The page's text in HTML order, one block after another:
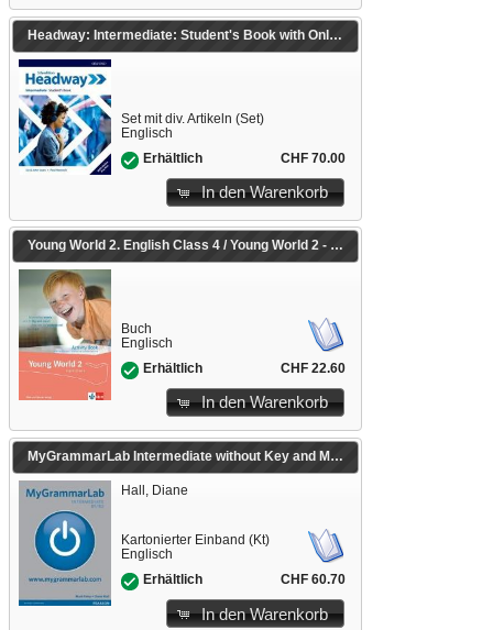
Headway: Intermediate: Student's Book with Online Practice
Set mit div. Artikeln (Set)
Englisch
Erhältlich
CHF 70.00
In den Warenkorb
Young World 2. English Class 4 / Young World 2 - Ausgabe ab 2018
Buch
Englisch
Erhältlich
CHF 22.60
In den Warenkorb
MyGrammarLab Intermediate without Key and MyLab Pack
Hall, Diane
Kartonierter Einband (Kt)
Englisch
Erhältlich
CHF 60.70
In den Warenkorb